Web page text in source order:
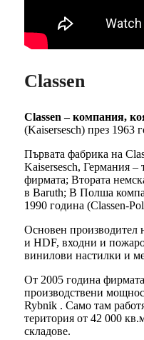
Classen
Classen – компания,
(Kaisersesch) през 1963
Първата фабрика на
Kaisersesch, Германия –
фирмата; Втората
в Baruth; В Полша
1990 година (Classen-
Основен производител
и HDF, входни и
винилови настилки и
От 2005 година
производствени
Rybnik . Само там
територия от 42 000
складове.